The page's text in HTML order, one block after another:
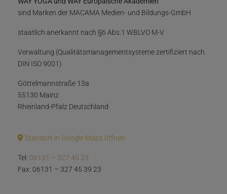
sind Marken der MACAMA Medien- und Bildungs-GmbH
staatlich anerkannt nach §6 Abs.1 WBLVO M-V.
Verwaltung (Qualitätsmanagementsysteme zertifiziert nach
DIN ISO 9001)
Göttelmannstraße 13a
55130 Mainz
Rheinland-Pfalz Deutschland
Standort in Google Maps öffnen
Tel: 06131 – 327 45 23
Fax: 06131 – 327 45 39 23